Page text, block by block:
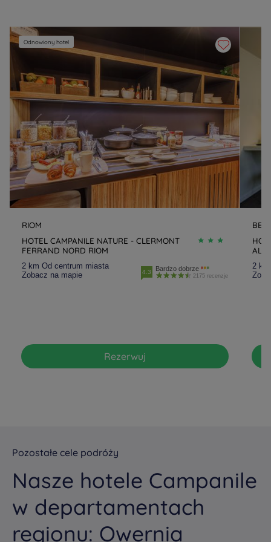
Odnowiony hotel
RIOM
HOTEL CAMPANILE NATURE - CLERMONT
FERRAND NORD RIOM
2 km Od centrum miasta
Zobacz na mapie
4.3 Bardzo dobrze
2175 recenzje
Rezerwuj
2
Pozostałe cele podróży
Nasze hotele Campanile
w departamentach
regionu: Owernia